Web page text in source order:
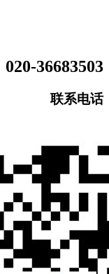
020-36683503
联系电话